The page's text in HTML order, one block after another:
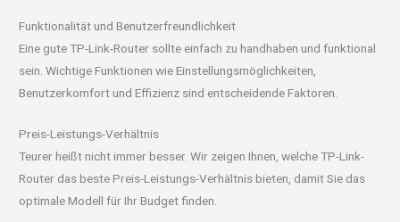
Funktionalität und Benutzerfreundlichkeit
Eine gute TP-Link-Router sollte einfach zu handhaben und funktional
sein. Wichtige Funktionen wie Einstellungsmöglichkeiten,
Benutzerkomfort und Effizienz sind entscheidende Faktoren.
Preis-Leistungs-Verhältnis
Teurer heißt nicht immer besser. Wir zeigen Ihnen, welche TP-Link-
Router das beste Preis-Leistungs-Verhältnis bieten, damit Sie das
optimale Modell für Ihr Budget finden.